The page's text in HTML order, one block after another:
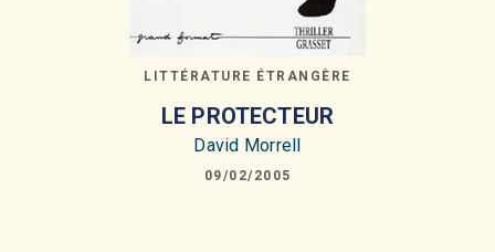
LITTÉRATURE ÉTRANGÈRE
LE PROTECTEUR
David Morrell
09/02/2005